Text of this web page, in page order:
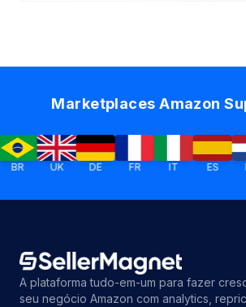
Marketplaces Amazon
BR UK DE FR IT ES
A plataforma tudo-em-um para fazer
seu negócio Amazon com analytics,